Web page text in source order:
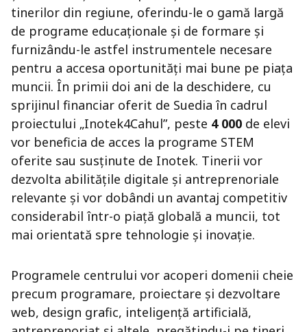
tinerilor din regiune, oferindu-le o gamă largă
de programe educaționale și de formare și
furnizându-le astfel instrumentele necesare
pentru a accesa oportunități mai bune pe piața
muncii. În primii doi ani de la deschidere, cu
sprijinul financiar oferit de Suedia în cadrul
proiectului „Inotek4Cahul”, peste 4 000 de elevi
vor beneficia de acces la programe STEM
oferite sau susținute de Inotek. Tinerii vor
dezvolta abilitățile digitale și antreprenoriale
relevante și vor dobândi un avantaj competitiv
considerabil într-o piață globală a muncii, tot
mai orientată spre tehnologie și inovație.
Programele centrului vor acoperi domenii cheie
precum programare, proiectare și dezvoltare
web, design grafic, inteligență artificială,